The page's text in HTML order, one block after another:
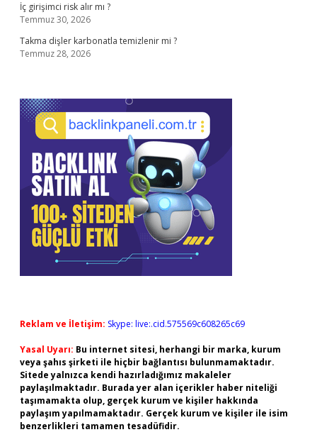
İç girişimci risk alır mı ?
Temmuz 30, 2026
Takma dişler karbonatla temizlenir mi ?
Temmuz 28, 2026
Reklam ve İletişim: Skype: live:.cid.575569c608265c69
Yasal Uyarı: Bu internet sitesi, herhangi bir marka, kurum
veya şahıs şirketi ile hiçbir bağlantısı bulunmamaktadır.
Sitede yalnızca kendi hazırladığımız makaleler
paylaşılmaktadır. Burada yer alan içerikler haber niteliği
taşımamakta olup, gerçek kurum ve kişiler hakkında
paylaşım yapılmamaktadır. Gerçek kurum ve kişiler ile isim
benzerlikleri tamamen tesadüfidir.